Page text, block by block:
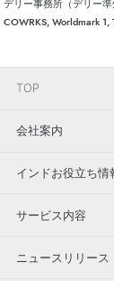
デリー事務所（デリー準
COWRKS, Worldmark
TOP
会社案内
インドお役立ち情
サービス内容
ニュースリリース